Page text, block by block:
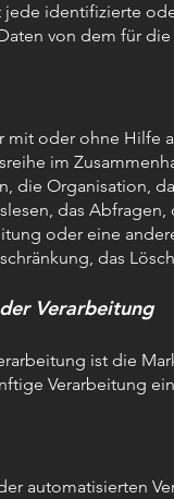
jede identifizierte
von dem für
mit oder ohne Hilfe
im
die Organisation,
das
oder eine
das
Verarbeitung
ist die
Verarbeitung
automatisierten